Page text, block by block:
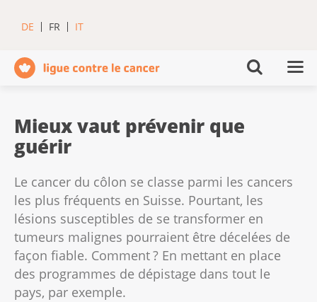
DE FR IT
Mieux vaut prévenir que
guérir
Le cancer du côlon se classe parmi les cancers
les plus fréquents en Suisse. Pourtant, les
lésions susceptibles de se transformer en
tumeurs malignes pourraient être décelées de
façon fiable. Comment ? En mettant en place
des programmes de dépistage dans tout le
pays, par exemple.